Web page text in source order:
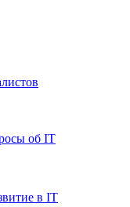
об IT
в IT